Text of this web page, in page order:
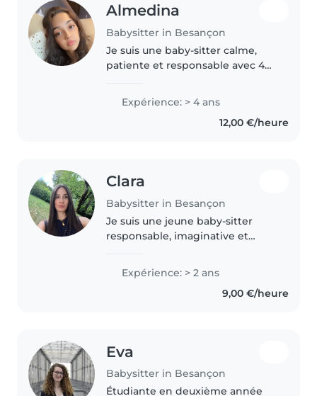
Almedina
Babysitter in Besançon
Je suis une baby-sitter calme,
patiente et responsable avec 4
d'enfants en âge préscolaire et
scolaire. Je parle français,
macédonien et turc. Je suis
Expérience: > 4 ans
12,00 €/heure
Clara
Babysitter in Besançon
Je suis une jeune baby-sitter
responsable, imaginative et
ans d'expérience avec les
enfants d'âge préscolaire,
Expérience: > 2 ans
9,00 €/heure
Eva
Babysitter in Besançon
Étudiante en deuxième année